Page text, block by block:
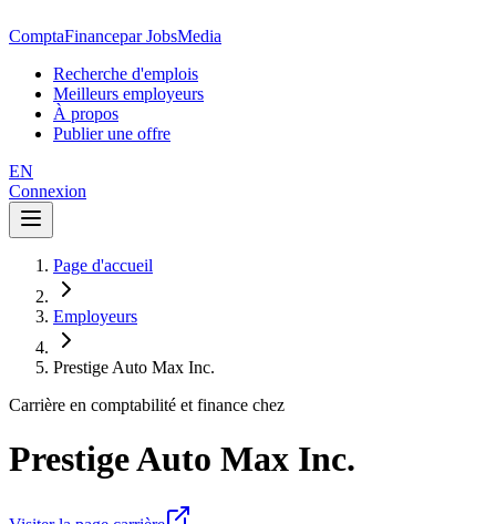
ComptaFinancepar JobsMedia
Recherche d'emplois
Meilleurs employeurs
À propos
Publier une offre
EN
Connexion
Page d'accueil
Employeurs
Prestige Auto Max Inc.
Carrière en comptabilité et finance chez
Prestige Auto Max Inc.